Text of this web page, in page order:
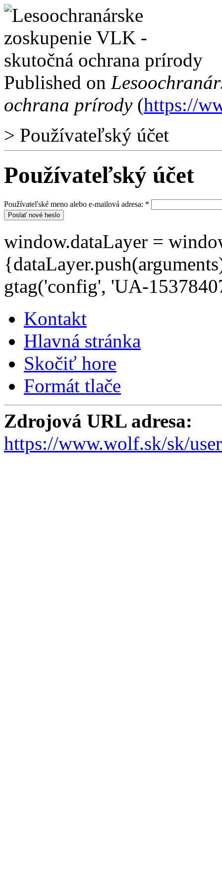
Published on
ochrana prírody(https://
> Používateľský účet
Používateľský účet
Používateľské meno alebo e-mailová adresa: *
window.dataLayer =
gtag('config', 'UA-
Kontakt
Hlavná stránka
Skočiť hore
Formát tlače
Zdrojová URL adresa:
https://www.wolf.sk/sk/